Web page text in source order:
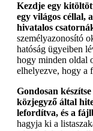
Kezdje egy
egy világos céllal,
hivatalos
személyazonosító
hatóság ügyeiben
hogy minden oldal
elhelyezve, hogy a
Gondosan
közjegyző által
lefordítva, és a
hagyja ki a